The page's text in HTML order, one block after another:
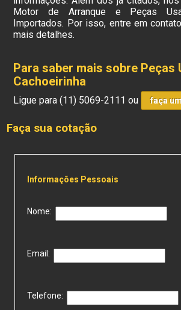
Motor de Arranque e Peças
Importados. Por isso, entre em
mais detalhes.
Para saber mais sobre Peças
Cachoeirinha
Ligue para(11) 5069-2111 ou faça
Faça sua cotação
Informações Pessoais
Nome:
Email:
Telefone: